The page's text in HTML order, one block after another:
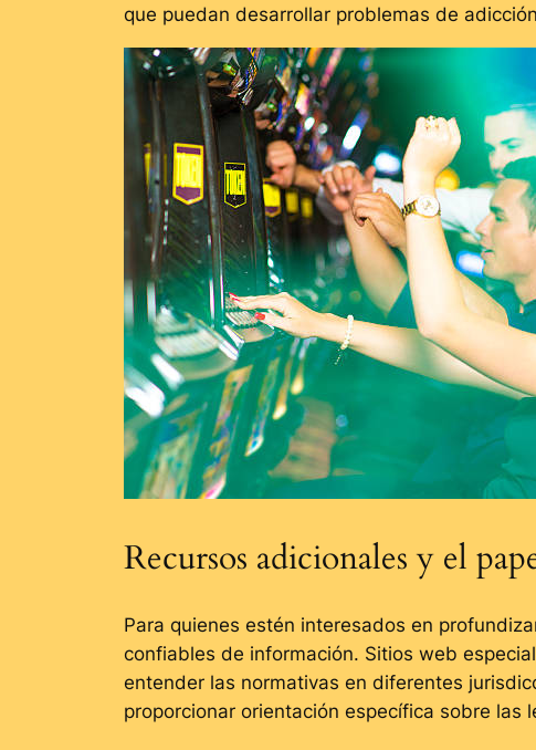
que puedan desarrollar problemas de
Recursos adicionales y el
Para quienes estén interesados en
confiables de información. Sitios web
entender las normativas en diferentes
proporcionar orientación específica sobre las